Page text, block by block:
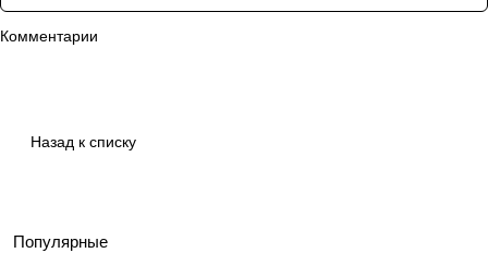
Комментарии
Назад к списку
Популярные